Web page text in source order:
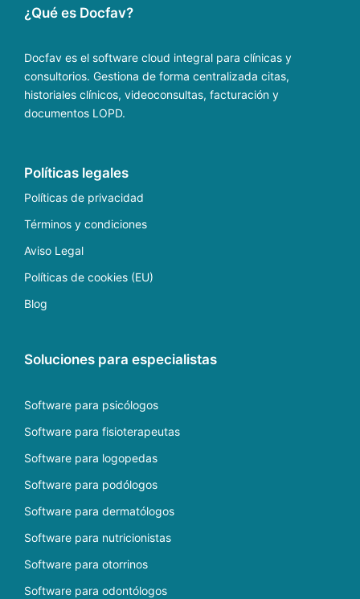
¿Qué es Docfav?
Docfav es el software cloud integral para clínicas y
consultorios. Gestiona de forma centralizada citas,
historiales clínicos, videoconsultas, facturación y
documentos LOPD.
Políticas legales
Políticas de privacidad
Términos y condiciones
Aviso Legal
Políticas de cookies (EU)
Blog
Soluciones para especialistas
Software para psicólogos
Software para fisioterapeutas
Software para logopedas
Software para podólogos
Software para dermatólogos
Software para nutricionistas
Software para otorrinos
Software para odontólogos